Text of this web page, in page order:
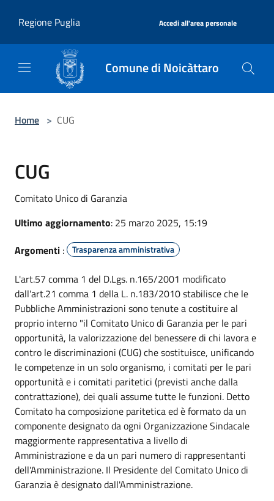
Regione Puglia
Accedi all'area personale
Comune di Noicàttaro
Home > CUG
CUG
Comitato Unico di Garanzia
Ultimo aggiornamento: 25 marzo 2025, 15:19
Argomenti : Trasparenza amministrativa
L'art.57 comma 1 del D.Lgs. n.165/2001 modificato
dall'art.21 comma 1 della L. n.183/2010 stabilisce che le
Pubbliche Amministrazioni sono tenute a costituire al
proprio interno "il Comitato Unico di Garanzia per le pari
opportunità, la valorizzazione del benessere di chi lavora e
contro le discriminazioni (CUG) che sostituisce, unificando
le competenze in un solo organismo, i comitati per le pari
opportunità e i comitati paritetici (previsti anche dalla
contrattazione), dei quali assume tutte le funzioni. Detto
Comitato ha composizione paritetica ed è formato da un
componente designato da ogni Organizzazione Sindacale
maggiormente rappresentativa a livello di
Amministrazione e da un pari numero di rappresentanti
dell'Amministrazione. Il Presidente del Comitato Unico di
Garanzia è designato dall'Amministrazione.